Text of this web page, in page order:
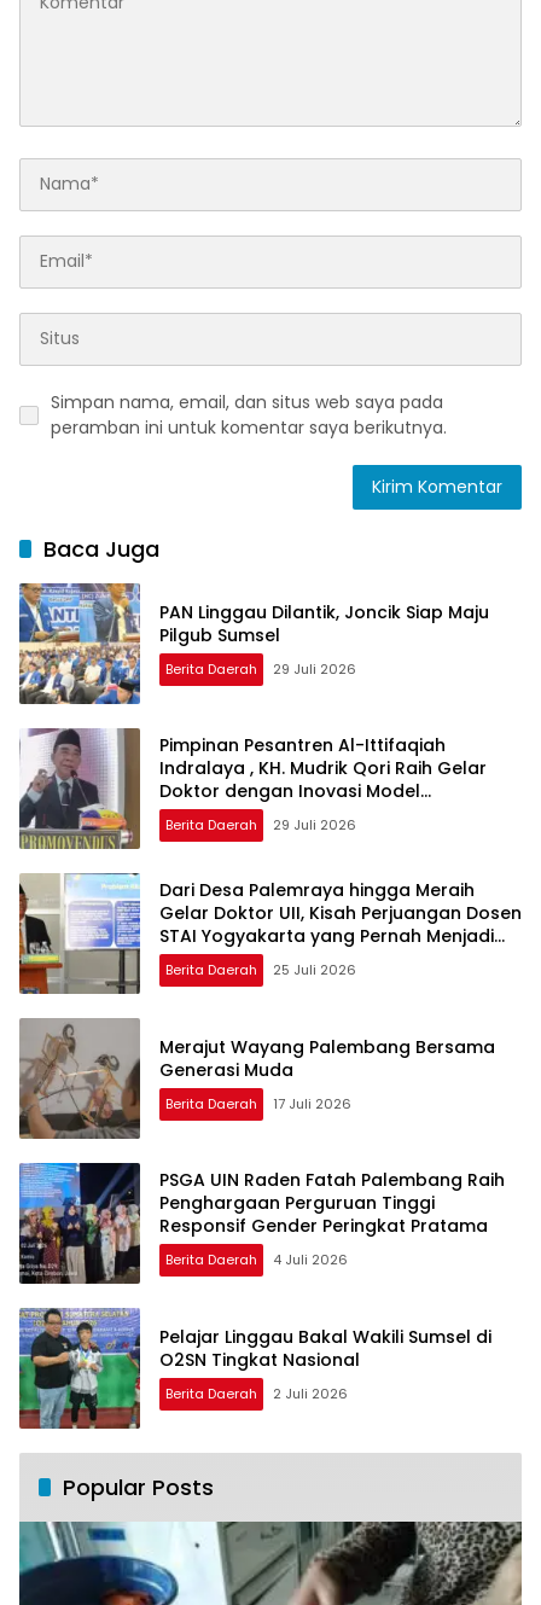
Simpan nama, email, dan situs web saya pada
peramban ini untuk komentar saya berikutnya.
Baca Juga
PAN Linggau Dilantik, Joncik Siap Maju
Pilgub Sumsel
Berita Daerah 29 Juli 2026
Pimpinan Pesantren Al-Ittifaqiah
Indralaya , KH. Mudrik Qori Raih Gelar
Doktor dengan Inovasi Model
Pembelajaran Nagham Al-Qur’an di UMM
Berita Daerah 29 Juli 2026
Dari Desa Palemraya hingga Meraih
Gelar Doktor UII, Kisah Perjuangan Dosen
STAI Yogyakarta yang Pernah Menjadi
Driver Taksi Online
Berita Daerah 25 Juli 2026
Merajut Wayang Palembang Bersama
Generasi Muda
Berita Daerah 17 Juli 2026
PSGA UIN Raden Fatah Palembang Raih
Penghargaan Perguruan Tinggi
Responsif Gender Peringkat Pratama
Berita Daerah 4 Juli 2026
Pelajar Linggau Bakal Wakili Sumsel di
O2SN Tingkat Nasional
Berita Daerah 2 Juli 2026
Popular Posts